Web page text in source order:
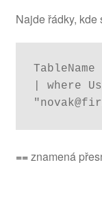
Najde řádky,
TableName
| where
==znamená